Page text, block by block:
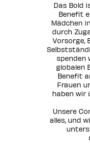
Das Bold
Benefit
Mädchen
durch
Vorsorge,
spenden
globalen
Benefit
Frauen
haben wir
Unsere
alles, und